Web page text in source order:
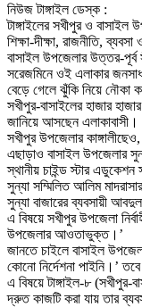
নিউজ টাঙ্গাইল ডেস্ক :
টাঙ্গাইলের সখীপুর ও বাসাইল
শিক্ষা-দীক্ষা, রাজনীতি,
বাসাইল উপজেলার উত্তর-পূর্ব
সরেজমিনে ওই এলাকার
বেড়ে গেলে ঝুঁকি নিয়ে নৌকা
সখীপুর-বাসাইলের হাজার
জানিয়ে আসছেন এলাকাবাসী।
সখীপুর উপজেলার
এছাড়াও বাসাইল উপজেলার
স্থানীয় চাইন্ড স্টার
সুন্যা সম্মিলিত আলিম
সুন্যা বাজারের ব্যবসায়ী
এ বিষয়ে সখীপুর উপজেলা
উপজেলার আওতাভুক্ত।’
জানতে চাইলে বাসাইল
কোনো নির্দেশনা পাইনি।’
এ বিষয়ে টাঙ্গাইল-৮
দ্রুত কাজটি করা যায় তার